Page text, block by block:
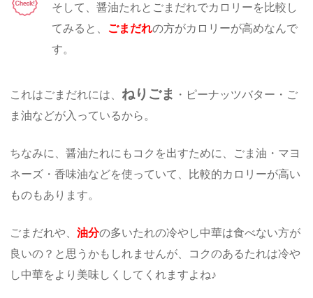
そして、醤油たれとごまだれでカロリーを比較し
てみると、 ごまだれの方がカロリーが高めなんで
す。
これはごまだれには、 ねりごま
・ピーナッツバター・ご
ま油などが入っているから。
ちなみに、醤油たれにもコクを出すために、ごま油・マヨ
ネーズ・香味油などを使っていて、比較的カロリーが高い
ものもあります。
ごまだれや、油分の多いたれの冷やし中華は食べない方が
良いの？と思うかもしれませんが、コクのあるたれは冷や
し中華をより美味しくしてくれますよね♪